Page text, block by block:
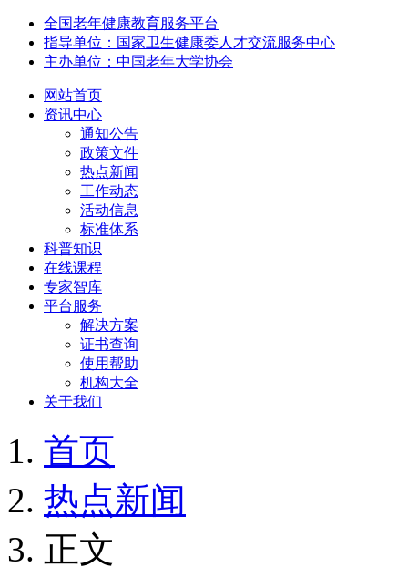
全国老年健康教育服务平台
指导单位：国家卫生健康委人才交流服务中心
主办单位：中国老年大学协会
网站首页
资讯中心
通知公告
政策文件
热点新闻
工作动态
活动信息
标准体系
科普知识
在线课程
专家智库
平台服务
解决方案
证书查询
使用帮助
机构大全
关于我们
首页
热点新闻
正文